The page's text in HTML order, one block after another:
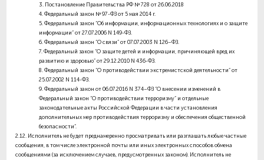
3. Постановление Правительства РФ № 728 от 26.06.2018
4. Федеральный закон № 97-ФЗ от 5 мая 2014 г.
5. Федеральный закон “Об информации, информационных технологиях и о защите
информации” от 27.07.2006 N 149-ФЗ.
6. Федеральный закон “О связи” от 07.07.2003 N 126–ФЗ.
7. Федеральный закон “О защите детей и информации, причиняющей вред их
развитию и здоровью” от 29.12.2010 N 436-ФЗ.
8. Федеральный закон “О противодействии экстремистской деятельности” от
25.07.2002 N 114-ФЗ.
9. Федеральный закон от 06.07.2016 N 374–ФЗ “О внесении изменений в
Федеральный закон “О противодействии терроризму” и отдельные
законодательные акты Российской Федерации в части установления
дополнительных мер противодействия терроризму и обеспечения общественной
безопасности”.
2.12.
Исполнитель не будет преднамеренно просматривать или разглашать любые частные
сообщения, в том числе электронной почты или иных электронных способов обмена
сообщениями (за исключением случаев, предусмотренных законом). Исполнитель не